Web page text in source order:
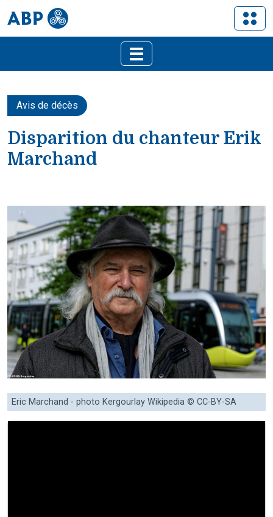
Avis de décès
Disparition du chanteur Erik
Marchand
Eric Marchand - photo Kergourlay Wikipedia © CC-BY-SA